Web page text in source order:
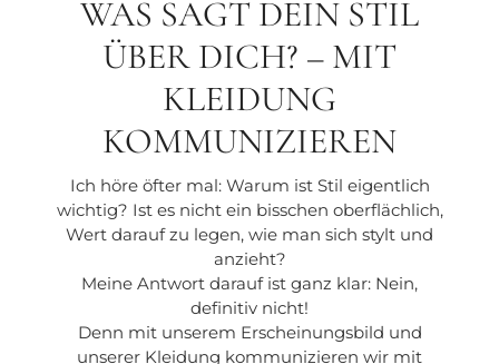
WAS SAGT DEIN STIL
ÜBER DICH? – MIT
KLEIDUNG
KOMMUNIZIEREN
Ich höre öfter mal: Warum ist Stil eigentlich
wichtig? Ist es nicht ein bisschen oberflächlich,
Wert darauf zu legen, wie man sich stylt und
anzieht?
Meine Antwort darauf ist ganz klar: Nein,
definitiv nicht!
Denn mit unserem Erscheinungsbild und
unserer Kleidung kommunizieren wir mit